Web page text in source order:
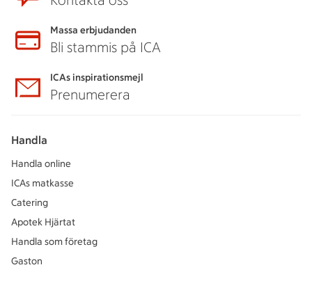
Massa erbjudanden
Bli stammis på ICA
ICAs inspirationsmejl
Prenumerera
Handla
Handla online
ICAs matkasse
Catering
Apotek Hjärtat
Handla som företag
Gaston